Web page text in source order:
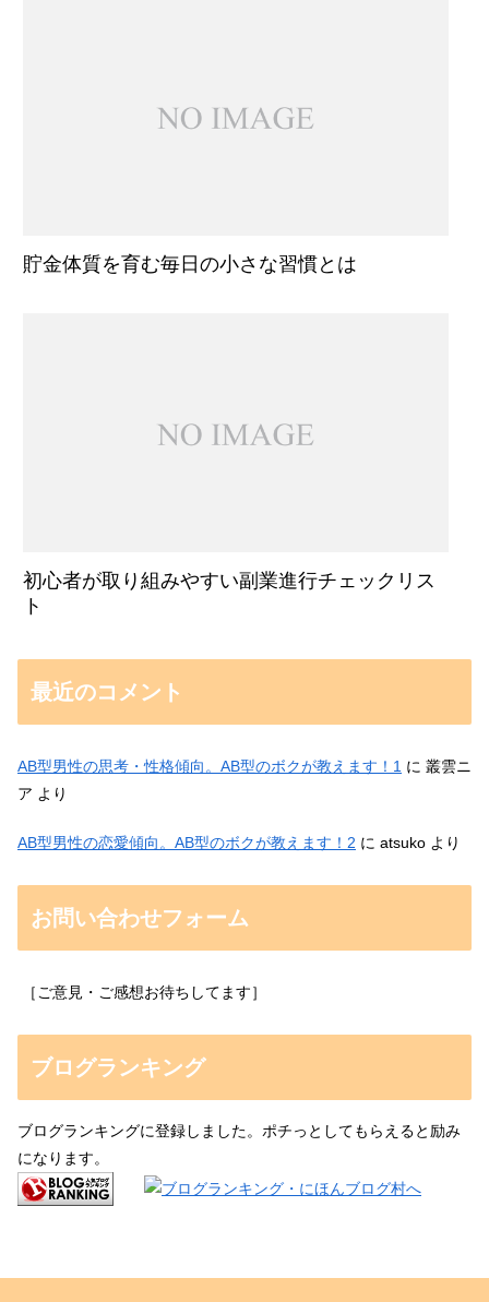
貯金体質を育む毎日の小さな習慣とは
初心者が取り組みやすい副業進行チェックリス
ト
最近のコメント
AB型男性の思考・性格傾向。AB型のボクが教えます！1 に 叢雲ニ
ア より
AB型男性の恋愛傾向。AB型のボクが教えます！2 に atsuko より
お問い合わせフォーム
［ご意見・ご感想お待ちしてます］
ブログランキング
ブログランキングに登録しました。ポチっとしてもらえると励み
になります。